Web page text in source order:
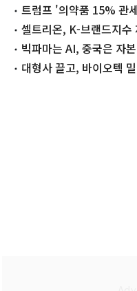
적"트럼프 '의약품 15% 관
셀트리온, K-브랜드지
'톱10'
빅파마는 AI, 중국은 자
현실[바이오 USA 결산]
대형사 끌고, 바이오텍